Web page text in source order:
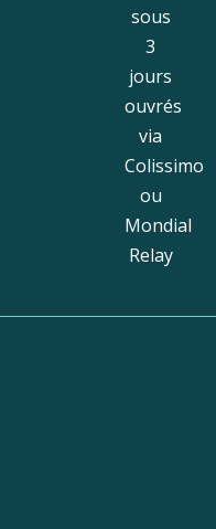
sous
3
jours
ouvrés
via
Colissimo
ou
Mondial
Relay